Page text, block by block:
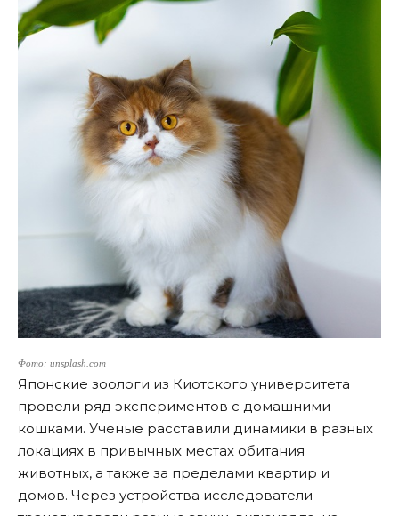
Фото: unsplash.com
Японские зоологи из Киотского университета
провели ряд экспериментов с домашними
кошками. Ученые расставили динамики в разных
локациях в привычных местах обитания
животных, а также за пределами квартир и
домов. Через устройства исследователи